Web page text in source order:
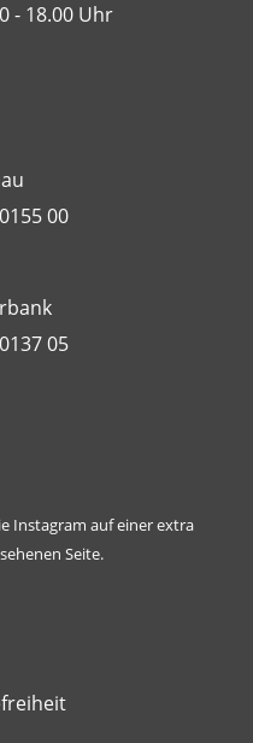
- 18.00 Uhr
00
05
Instagram auf einer extra
Seite.